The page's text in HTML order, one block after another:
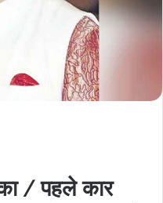
/ पहले कार